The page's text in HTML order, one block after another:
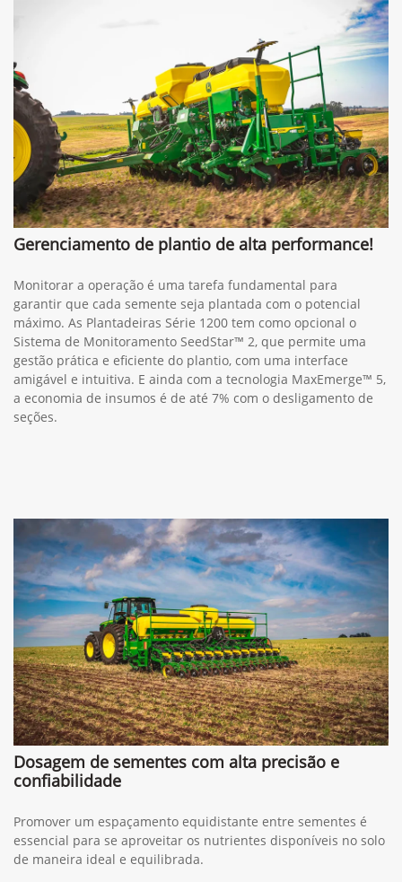
Gerenciamento de plantio de alta performance!
Monitorar a operação é uma tarefa fundamental para
garantir que cada semente seja plantada com o potencial
máximo. As Plantadeiras Série 1200 tem como opcional o
Sistema de Monitoramento SeedStar™ 2, que permite uma
gestão prática e eficiente do plantio, com uma interface
amigável e intuitiva. E ainda com a tecnologia MaxEmerge™ 5,
a economia de insumos é de até 7% com o desligamento de
seções.
Dosagem de sementes com alta precisão e
confiabilidade
Promover um espaçamento equidistante entre sementes é
essencial para se aproveitar os nutrientes disponíveis no solo
de maneira ideal e equilibrada.